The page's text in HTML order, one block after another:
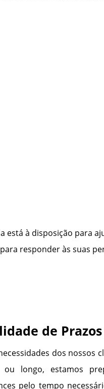
está à disposição para
responder às suas
de Prazos
dos nossos
longo, estamos
pelo tempo